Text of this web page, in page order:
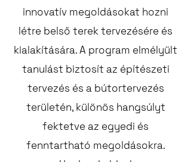
innovatív megoldásokat hozni
létre belső terek tervezésére és
kialakítására. A program elmélyült
tanulást biztosít az építészeti
tervezés és a bútortervezés
területén, különös hangsúlyt
fektetve az egyedi és
fenntartható megoldásokra.